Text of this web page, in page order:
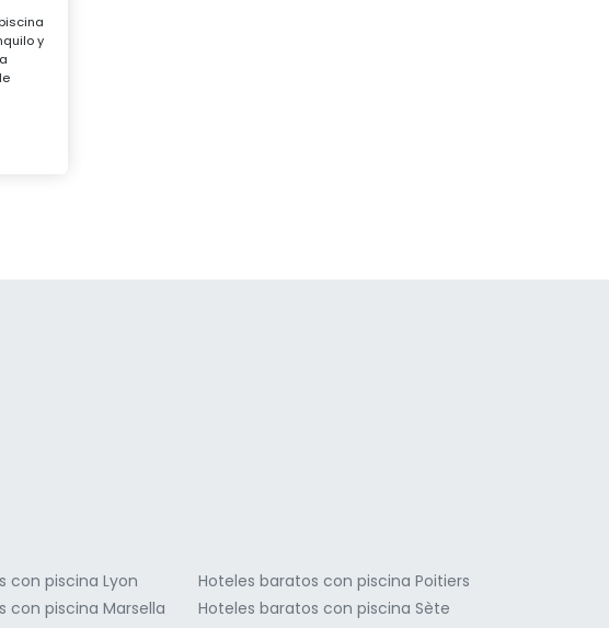
y
con piscina Lyon
con piscina Marsella
Hoteles baratos con piscina Poitiers
Hoteles baratos con piscina Sète